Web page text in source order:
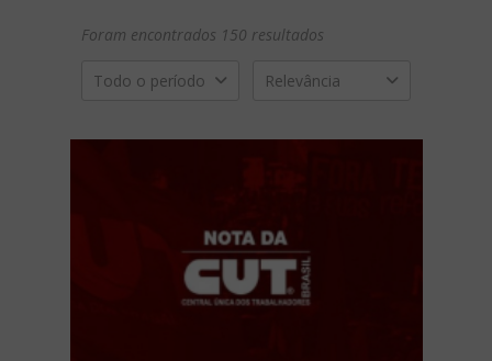
Foram encontrados 150 resultados
Todo o período Relevância